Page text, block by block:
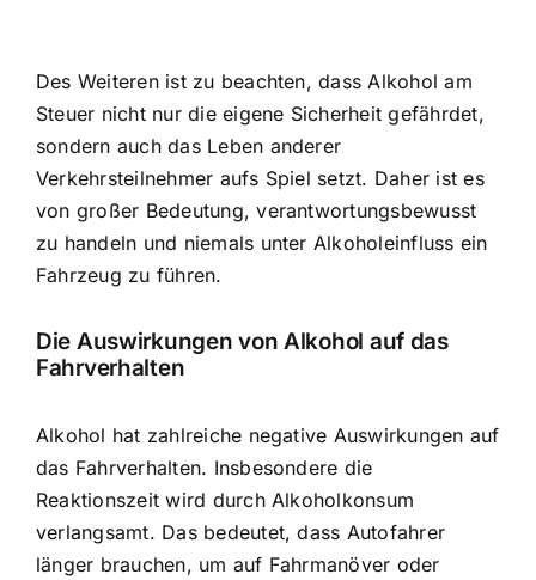
Des Weiteren ist zu beachten, dass Alkohol am
Steuer nicht nur die eigene Sicherheit gefährdet,
sondern auch das Leben anderer
Verkehrsteilnehmer aufs Spiel setzt. Daher ist es
von großer Bedeutung, verantwortungsbewusst
zu handeln und niemals unter Alkoholeinfluss ein
Fahrzeug zu führen.
Die Auswirkungen von Alkohol auf das
Fahrverhalten
Alkohol hat zahlreiche negative Auswirkungen auf
das Fahrverhalten. Insbesondere die
Reaktionszeit wird durch Alkoholkonsum
verlangsamt. Das bedeutet, dass Autofahrer
länger brauchen, um auf Fahrmanöver oder